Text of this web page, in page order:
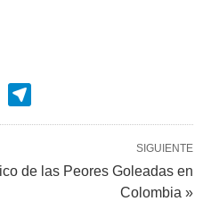
SIGUIENTE
de las Peores Goleadas en
Colombia »